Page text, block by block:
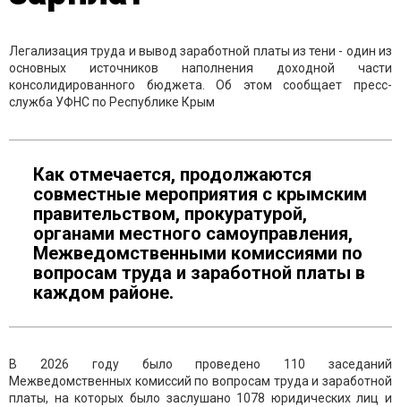
Легализация труда и вывод заработной платы из тени - один из
основных источников наполнения доходной части
консолидированного бюджета. Об этом сообщает пресс-
служба УФНС по Республике Крым
Как отмечается, продолжаются
совместные мероприятия с крымским
правительством, прокуратурой,
органами местного самоуправления,
Межведомственными комиссиями по
вопросам труда и заработной платы в
каждом районе.
В 2026 году было проведено 110 заседаний
Межведомственных комиссий по вопросам труда и заработной
платы, на которых было заслушано 1078 юридических лиц и